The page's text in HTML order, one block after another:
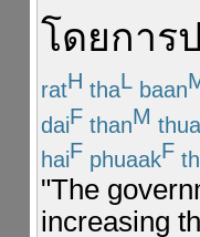
โดยการ
ratH thaL baan
daiF thanM
haiF phuaakF
"The
increasing